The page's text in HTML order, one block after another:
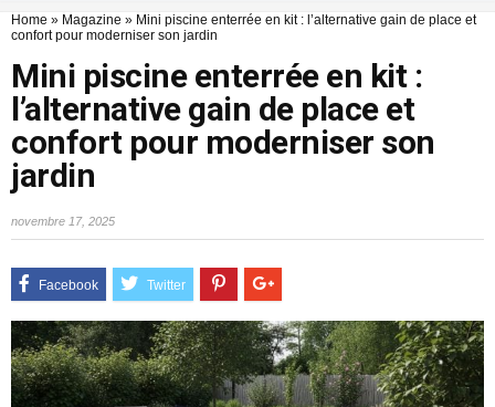
Home » Magazine » Mini piscine enterrée en kit : l’alternative gain de place et
confort pour moderniser son jardin
Mini piscine enterrée en kit :
l’alternative gain de place et
confort pour moderniser son
jardin
novembre 17, 2025